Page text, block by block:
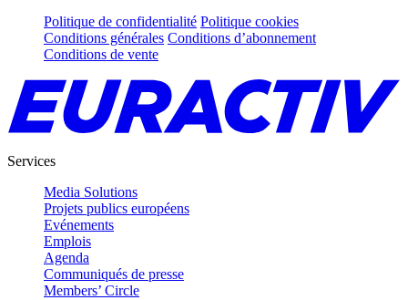
Politique de confidentialité Politique cookies
Conditions générales Conditions d’abonnement
Conditions de vente
Services
Media Solutions
Projets publics européens
Evénements
Emplois
Agenda
Communiqués de presse
Members’ Circle